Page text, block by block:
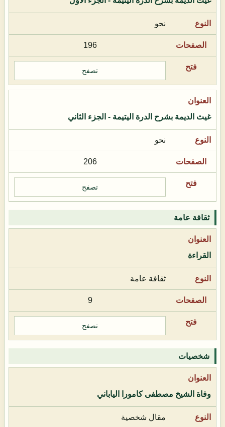
نحو
196
تصفح
غيث الديمة بشرح الدرة اليتيمة - الجزء الثاني
نحو
206
تصفح
ثقافة عامة
القراءة
ثقافة عامة
9
تصفح
شخصيات
وفاة الشيخ مصطفى كامورا الياباني
مقال شخصية